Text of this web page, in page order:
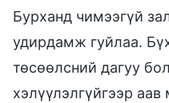
Бурханд чимээгүй
удирдамж гуйлаа.
төсөөлсний дагуу
хэлүүлэлгүйгээр